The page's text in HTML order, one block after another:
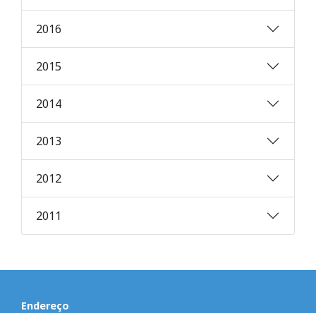
2016
2015
2014
2013
2012
2011
Endereço